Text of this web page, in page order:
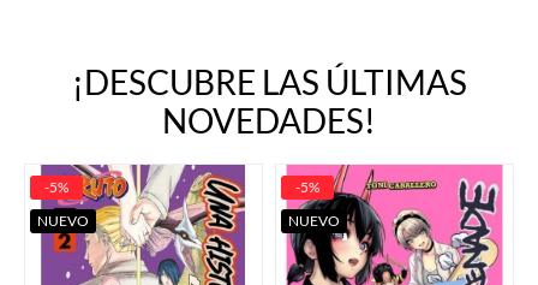
¡DESCUBRE LAS ÚLTIMAS
NOVEDADES!
-5%
NUEVO
-5%
NUEVO